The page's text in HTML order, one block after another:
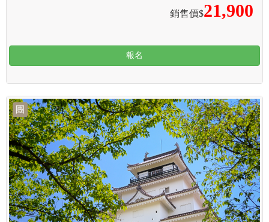
銷售價$21,900
報名
團